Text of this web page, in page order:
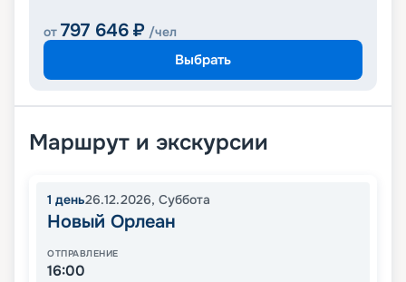
от 797 646 ₽ /чел
Выбрать
Маршрут и экскурсии
1 день26.12.2026, Суббота
Новый Орлеан
ОТПРАВЛЕНИЕ
16:00